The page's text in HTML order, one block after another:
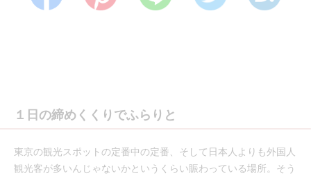
１日の締めくくりでふらりと
東京の観光スポットの定番中の定番、そして日本人よりも外国人
観光客が多いんじゃないかというくらい賑わっている場所。そう